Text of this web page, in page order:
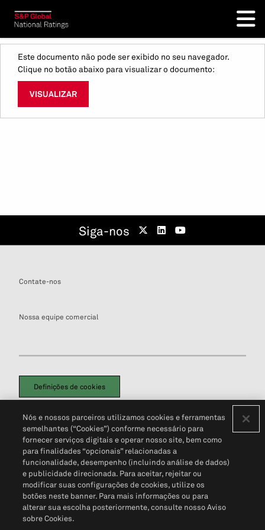
Este documento não pode ser exibido no seu navegador.
Clique no botão abaixo para visualizar o documento:
VISUALIZAR
Siga-nos
Contate-nos
Nossa equipe comercial
Definições de cookies
Política de PrivacidadePortal de privacidade do cliente (em inglês)
Não Venda Minhas Informações Pessoais© 2026 S&P Global
Nós e nossos parceiros utilizamos cookies e ferramentas
semelhantes (“Cookies”) conforme necessário para
fornecer serviços digitais e operar nosso site, bem como
para finalidades “opcionais” relacionadas a
funcionalidade, desempenho (incluindo análise de dados)
e publicidade direcionada. Para aceitar, rejeitar ou
modificar suas configurações de cookies, utilize os
botões neste banner. Para mais informações ou para
alterar sua escolha posteriormente, consulte nosso Aviso
sobre Cookies.